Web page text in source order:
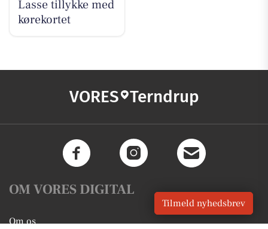
Lasse tillykke med
kørekortet
VORES Terndrup
OM VORES DIGITAL
Om os
Tilmeld nyhedsbrev